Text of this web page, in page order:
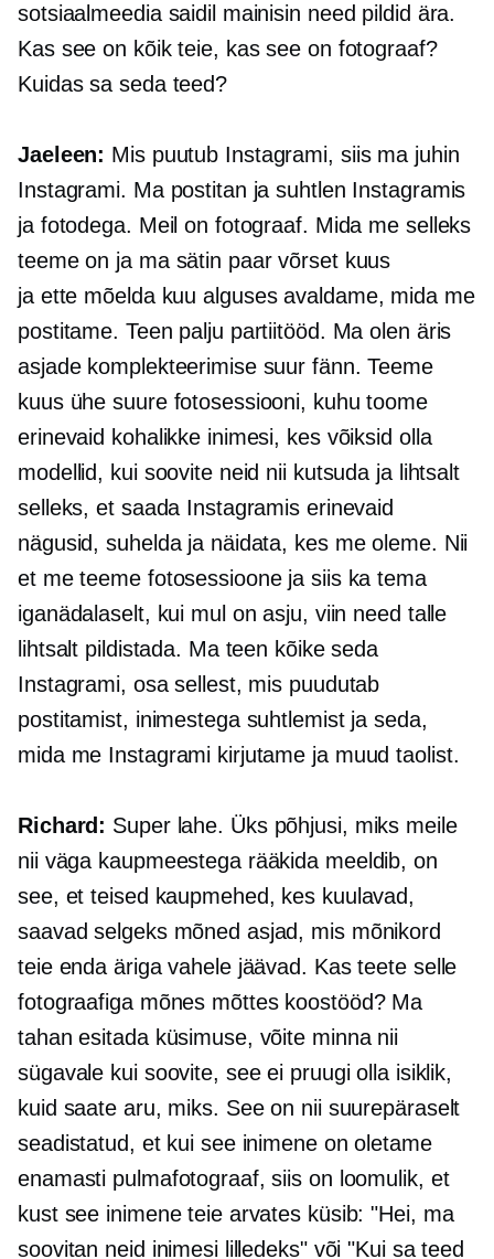
sotsiaalmeedia saidil mainisin need pildid ära.
Kas see on kõik teie, kas see on fotograaf?
Kuidas sa seda teed?
Jaeleen: Mis puutub Instagrami, siis ma juhin
Instagrami. Ma postitan ja suhtlen Instagramis
ja fotodega. Meil on fotograaf. Mida me selleks
teeme on ja ma sätin paar võrset kuus
ja ette mõeldakuu alguses avaldame, mida me
postitame. Teen palju partiitööd. Ma olen äris
asjade komplekteerimise suur fänn. Teeme
kuus ühe suure fotosessiooni, kuhu toome
erinevaid kohalikke inimesi, kes võiksid olla
modellid, kui soovite neid nii kutsuda ja lihtsalt
selleks, et saada Instagramis erinevaid
nägusid, suhelda ja näidata, kes me oleme. Nii
et me teeme fotosessioone ja siis ka tema
iganädalaselt, kui mul on asju, viin need talle
lihtsalt pildistada. Ma teen kõike seda
Instagrami, osa sellest, mis puudutab
postitamist, inimestega suhtlemist ja seda,
mida me Instagrami kirjutame ja muud taolist.
Richard: Super lahe. Üks põhjusi, miks meile
nii väga kaupmeestega rääkida meeldib, on
see, et teised kaupmehed, kes kuulavad,
saavad selgeks mõned asjad, mis mõnikord
teie enda äriga vahele jäävad. Kas teete selle
fotograafiga mõnes mõttes koostööd? Ma
tahan esitada küsimuse, võite minna nii
sügavale kui soovite, see ei pruugi olla isiklik,
kuid saate aru, miks. See on nii suurepäraselt
seadistatud, et kui see inimene on oletame
enamasti pulmafotograaf, siis on loomulik, et
kust see inimene teie arvates küsib: "Hei, ma
soovitan neid inimesi lilledeks" või "Kui sa teed